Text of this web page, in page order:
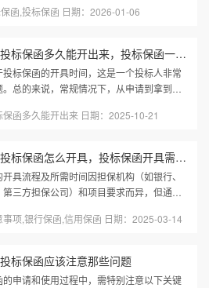
是办理双受益人...
函,投标保函 日期：2026-01-06
【问答】投标保函多久能开出来，投标保函一般几天出来？
标保函的开具时间，这是一个投标人非常
总的来说，常规情况下，从申请到拿到手
响。下面为您详...
函多久能开出来 日期：2025-10-21
【问答】投标保函怎么开具，投标保函开具需要多长时间
具流程及所需时间因担保机构（如银行、
三方担保公司）和项目要求而异，但通常
行：传统方式，...
项,银行保函,信用保函 日期：2025-03-14
投标保函应该注意那些问题
的申请和使用过程中，需特别注意以下关键